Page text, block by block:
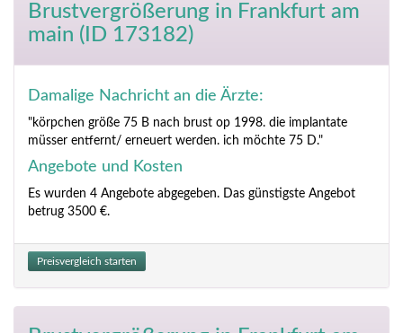
Brustvergrößerung in Frankfurt am
main (ID 173182)
Damalige Nachricht an die Ärzte:
"körpchen größe 75 B nach brust op 1998. die implantate
müsser entfernt/ erneuert werden. ich möchte 75 D."
Angebote und Kosten
Es wurden 4 Angebote abgegeben. Das günstigste Angebot
betrug 3500 €.
Preisvergleich starten